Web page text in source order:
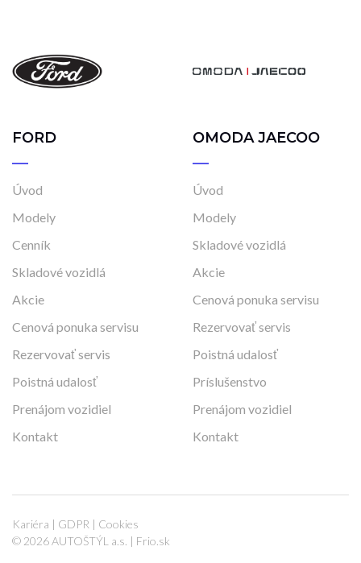
FORD
Úvod
Modely
Cenník
Skladové vozidlá
Akcie
Cenová ponuka servisu
Rezervovať servis
Poistná udalosť
Prenájom vozidiel
Kontakt
OMODA JAECOO
Úvod
Modely
Skladové vozidlá
Akcie
Cenová ponuka servisu
Rezervovať servis
Poistná udalosť
Príslušenstvo
Prenájom vozidiel
Kontakt
© 2026 AUTOŠTÝL a.s. | Frio.sk
Kariéra GDPR Cookies